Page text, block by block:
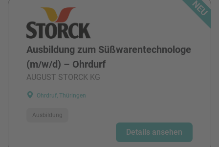
Ausbildung zum Süßwarentechnologe
(m/w/d) – Ohrdurf
AUGUST STORCK KG
Ohrdruf, Thüringen
Ausbildung
Details ansehen